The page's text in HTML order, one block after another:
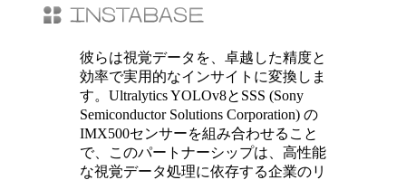
彼らは視覚データを、卓越した精度と
効率で実用的なインサイトに変換しま
す。Ultralytics YOLOv8とSSS (Sony
Semiconductor Solutions Corporation) の
IMX500センサーを組み合わせること
で、このパートナーシップは、高性能
な視覚データ処理に依存する企業のリ